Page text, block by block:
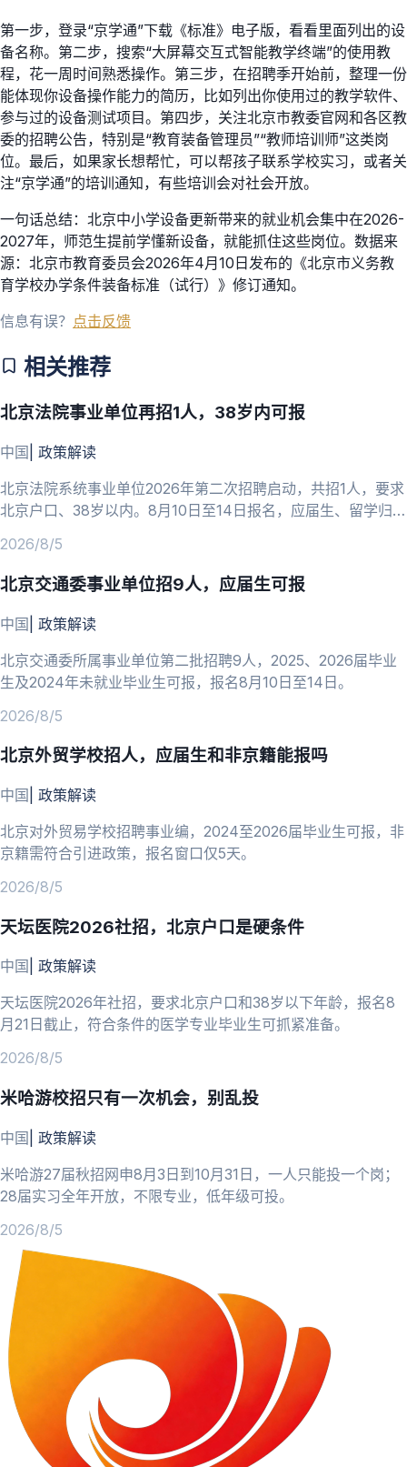
第一步，登录“京学通”下载《标准》电子版，看看里面列出的设
备名称。第二步，搜索“大屏幕交互式智能教学终端”的使用教
程，花一周时间熟悉操作。第三步，在招聘季开始前，整理一份
能体现你设备操作能力的简历，比如列出你使用过的教学软件、
参与过的设备测试项目。第四步，关注北京市教委官网和各区教
委的招聘公告，特别是“教育装备管理员”“教师培训师”这类岗
位。最后，如果家长想帮忙，可以帮孩子联系学校实习，或者关
注“京学通”的培训通知，有些培训会对社会开放。
一句话总结：北京中小学设备更新带来的就业机会集中在2026-
2027年，师范生提前学懂新设备，就能抓住这些岗位。数据来
源：北京市教育委员会2026年4月10日发布的《北京市义务教
育学校办学条件装备标准（试行）》修订通知。
信息有误？ 点击反馈
相关推荐
北京法院事业单位再招1人，38岁内可报
中国 政策解读
北京法院系统事业单位2026年第二次招聘启动，共招1人，要求
北京户口、38岁以内。8月10日至14日报名，应届生、留学归国
2026/8/5
北京交通委事业单位招9人，应届生可报
中国 政策解读
北京交通委所属事业单位第二批招聘9人，2025、2026届毕业
生及2024年未就业毕业生可报，报名8月10日至14日。
2026/8/5
北京外贸学校招人，应届生和非京籍能报吗
中国 政策解读
北京对外贸易学校招聘事业编，2024至2026届毕业生可报，非
京籍需符合引进政策，报名窗口仅5天。
2026/8/5
天坛医院2026社招，北京户口是硬条件
中国 政策解读
天坛医院2026年社招，要求北京户口和38岁以下年龄，报名8
月21日截止，符合条件的医学专业毕业生可抓紧准备。
2026/8/5
米哈游校招只有一次机会，别乱投
中国 政策解读
米哈游27届秋招网申8月3日到10月31日，一人只能投一个岗；
28届实习全年开放，不限专业，低年级可投。
2026/8/5